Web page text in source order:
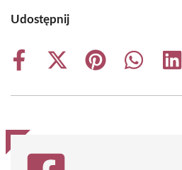
Udostępnij
Share
Share
(Twitter)
Share
Share